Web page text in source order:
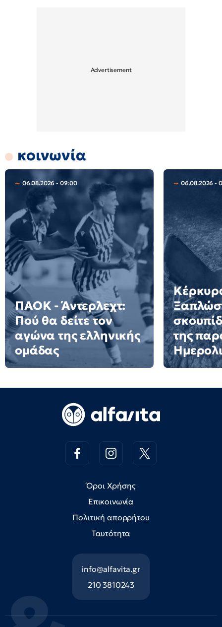
κοινωνία
06.08.2026 - 09:00
ΠΑΟΚ - Άντερλεχτ:
Πού θα δείτε τον
αγώνα της ελληνικής
ομάδας
06.08.2026 -
της
Όροι Χρήσης
Επικοινωνία
Πολιτική απορρήτου
Ταυτότητα
info@alfavita.gr
210 3810243